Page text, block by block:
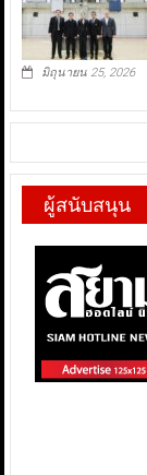
มิถุนายน 25, 2026
ผู้สนับสนุน